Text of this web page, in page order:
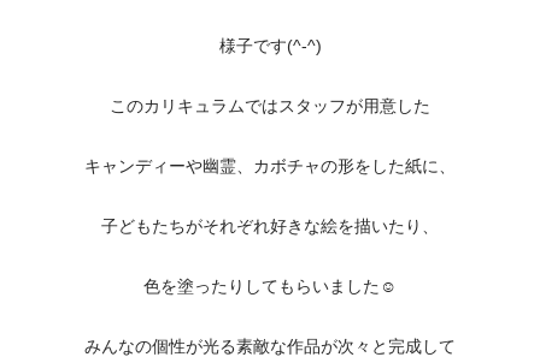
様子です(^-^)
このカリキュラムではスタッフが用意した
キャンディーや幽霊、カボチャの形をした紙に、
子どもたちがそれぞれ好きな絵を描いたり、
色を塗ったりしてもらいました☺️
みんなの個性が光る素敵な作品が次々と完成して